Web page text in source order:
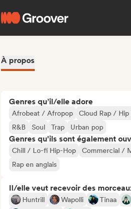
À propos
Genres qu’il/elle adore
Afrobeat / Afropop Cloud Rap / Hip
R&B
Soul Trap Urban pop
Genres qu'ils sont également
Chill / Lo-fi Hip-Hop Commercial /
Rap en anglais
Il/elle veut recevoir des
Huntrill Wapolli Tinaa